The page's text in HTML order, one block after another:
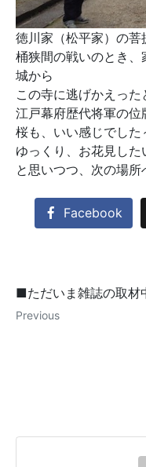
徳川家（松平家）の菩
桶狭間の戦いのとき
城から
この寺に逃げかえった
江戸幕府歴代将軍の位
桜も、いい感じでした
ゆっくり、お花見し
と思いつつ、次の場所
Facebook
■ただいま雑誌の取材
Previous